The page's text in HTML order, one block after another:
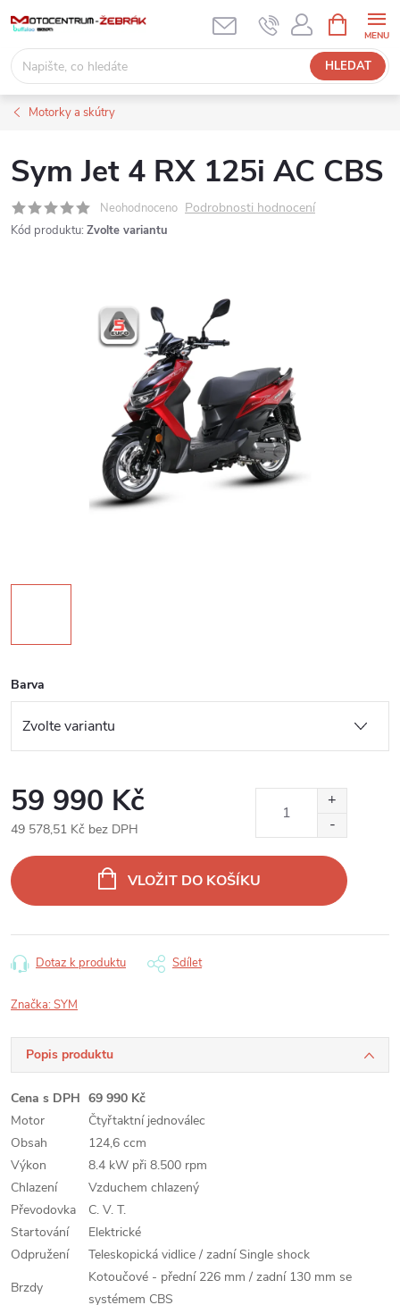
obsah
HLEDAT
NÁKUPNÍ
KOŠÍK
Motorky a skútry
Sym Jet 4 RX 125i AC CBS
Neohodnoceno Podrobnosti hodnocení
Kód produktu: Zvolte variantu
Barva
59 990 Kč
49 578,51 Kč bez DPH
cena:
VLOŽIT DO KOŠÍKU
Dotaz k produktu Sdílet
Značka:SYM
Popis produktu
Cena s DPH 69 990 Kč
Motor
Čtyřtaktní jednoválec
Obsah
124,6 ccm
Výkon
8.4 kW při 8.500 rpm
Chlazení
Vzduchem chlazený
Převodovka
C. V. T.
Startování
Elektrické
Odpružení
Teleskopická vidlice / zadní Single shock
Brzdy
Kotoučové - přední 226 mm / zadní 130 mm se
systémem CBS